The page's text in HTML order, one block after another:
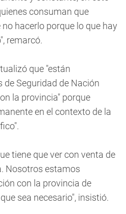
consuman que
hacerlo porque lo que hay
remarcó.
que "están
Seguridad de Nación
la provincia" porque
en el contexto de la
tiene que ver con venta de
Nosotros estamos
con la provincia de
sea necesario", insistió.